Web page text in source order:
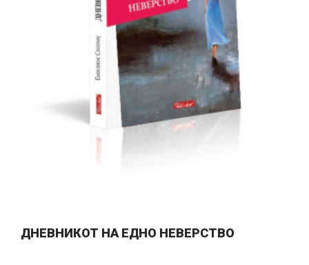
ДНЕВНИКОТ НА ЕДНО НЕВЕРСТВО